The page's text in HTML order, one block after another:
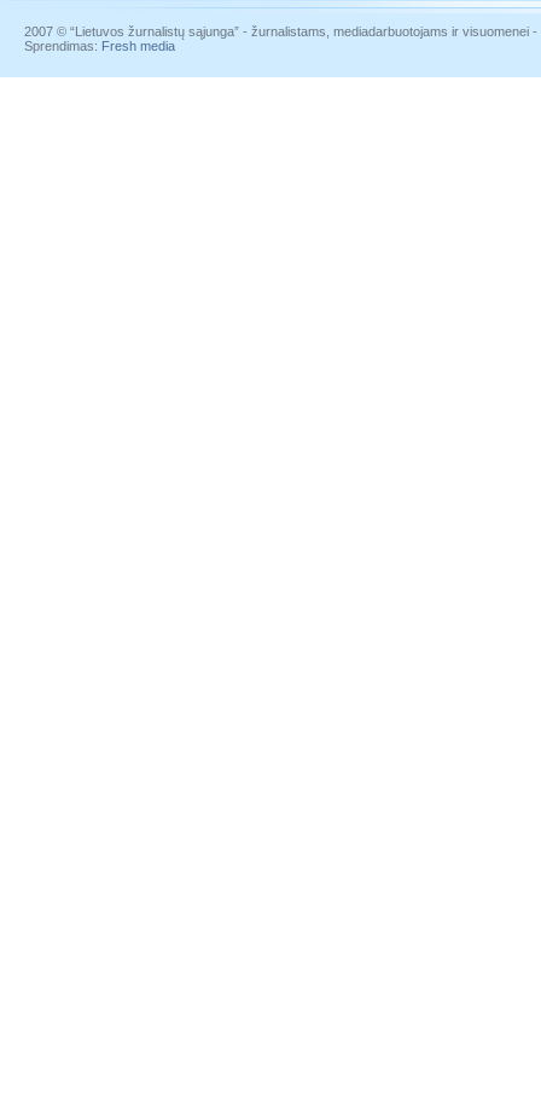
2007 © “Lietuvos žurnalistų sąjunga” - žurnalistams, mediadarbuotojams ir visuomenei
Sprendimas: Fresh media